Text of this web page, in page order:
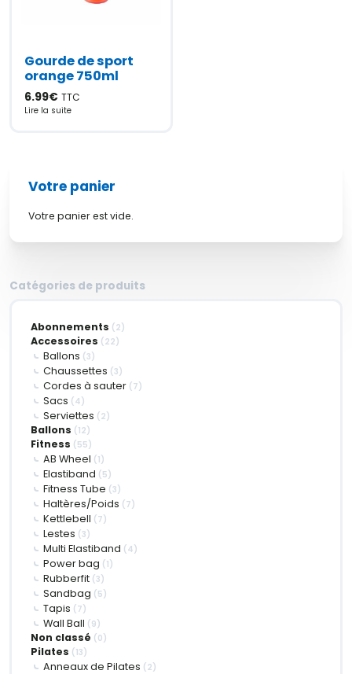
Votre panier
Votre panier est vide.
Catégories de produits
Abonnements (2)
Accessoires (22)
Ballons (3)
Chaussettes (3)
Cordes à sauter (7)
Sacs (4)
Serviettes (2)
Ballons (12)
Fitness (55)
AB Wheel (1)
Elastiband (5)
Fitness Tube (3)
Haltères/Poids (7)
Kettlebell (7)
Lestes (3)
Multi Elastiband (4)
Power bag (1)
Rubberfit (3)
Sandbag (5)
Tapis (7)
Wall Ball (9)
Non classé (0)
Pilates (13)
Anneaux de Pilates (2)
Gourde de sport
orange 750ml
6.99€ TTC
Lire la suite